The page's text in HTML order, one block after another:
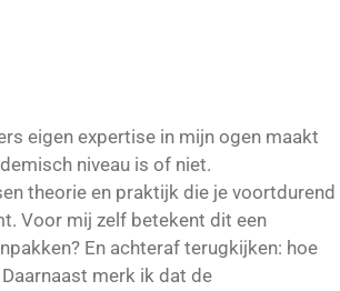
eigen expertise in mijn ogen maakt
niveau is of niet.
theorie en praktijk die je voortdurend
Voor mij zelf betekent dit een
En achteraf terugkijken: hoe
merk ik dat de